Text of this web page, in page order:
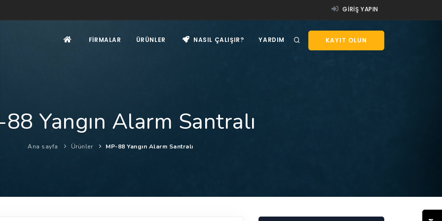
GIRIŞ YAPIN
KAYIT OLUN
FIRMALAR ÜRÜNLER NASIL ÇALIŞIR? YARDIM
Yangın Alarm Santralı
Ana sayfa Ürünler MP-88 Yangın Alarm Santralı